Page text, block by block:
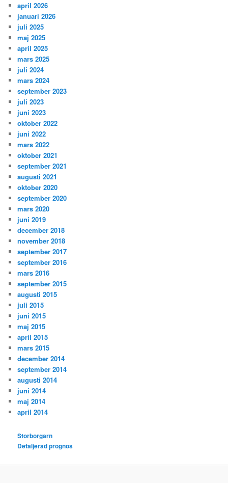
april 2026
januari 2026
juli 2025
maj 2025
april 2025
mars 2025
juli 2024
mars 2024
september 2023
juli 2023
juni 2023
oktober 2022
juni 2022
mars 2022
oktober 2021
september 2021
augusti 2021
oktober 2020
september 2020
mars 2020
juni 2019
december 2018
november 2018
september 2017
september 2016
mars 2016
september 2015
augusti 2015
juli 2015
juni 2015
maj 2015
april 2015
mars 2015
december 2014
september 2014
augusti 2014
juni 2014
maj 2014
april 2014
Storborgarn
Detaljerad prognos